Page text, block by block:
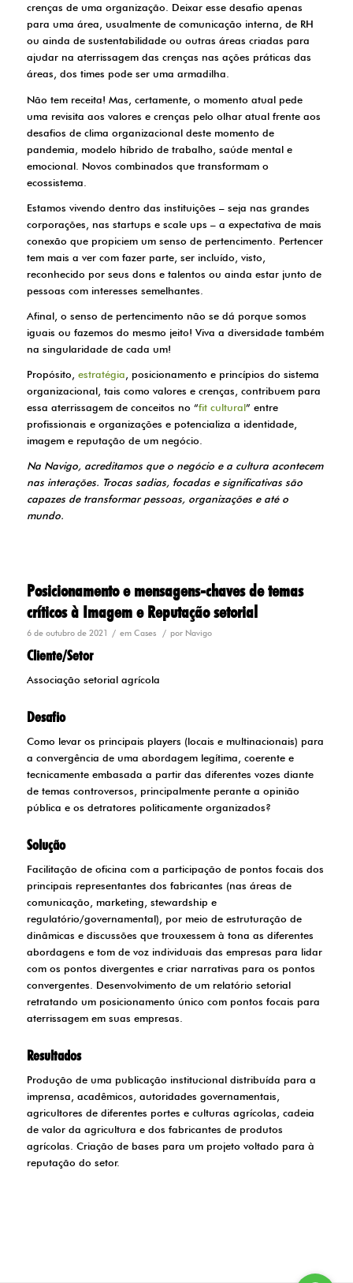
crenças de uma organização. Deixar esse desafio apenas
para uma área, usualmente de comunicação interna, de RH
ou ainda de sustentabilidade ou outras áreas criadas para
ajudar na aterrissagem das crenças nas ações práticas das
áreas, dos times pode ser uma armadilha.
Não tem receita! Mas, certamente, o momento atual pede
uma revisita aos valores e crenças pelo olhar atual frente aos
desafios de clima organizacional deste momento de
pandemia, modelo híbrido de trabalho, saúde mental e
emocional. Novos combinados que transformam o
ecossistema.
Estamos vivendo dentro das instituições – seja nas grandes
corporações, nas startups e scale ups – a expectativa de mais
conexão que propiciem um senso de pertencimento. Pertencer
tem mais a ver com fazer parte, ser incluído, visto,
reconhecido por seus dons e talentos ou ainda estar junto de
pessoas com interesses semelhantes.
Afinal, o senso de pertencimento não se dá porque somos
iguais ou fazemos do mesmo jeito! Viva a diversidade também
na singularidade de cada um!
Propósito, estratégia , posicionamento e princípios do sistema
organizacional, tais como valores e crenças, contribuem para
essa aterrissagem de conceitos no “fit cultural” entre
profissionais e organizações e potencializa a identidade,
imagem e reputação de um negócio.
Na Navigo, acreditamos que o negócio e a cultura acontecem
nas interações. Trocas sadias, focadas e significativas são
capazes de transformar pessoas, organizações e até o
mundo.
Posicionamento e mensagens-chaves de temas
críticos à Imagem e Reputação setorial
6 de outubro de 2021 / em Cases / por Navigo
Cliente/Setor
Associação setorial agrícola
Desafio
Como levar os principais players (locais e multinacionais) para
a convergência de uma abordagem legítima, coerente e
tecnicamente embasada a partir das diferentes vozes diante
de temas controversos, principalmente perante a opinião
pública e os detratores politicamente organizados?
Solução
Facilitação de oficina com a participação de pontos focais dos
principais representantes dos fabricantes (nas áreas de
comunicação, marketing, stewardship e
regulatório/governamental), por meio de estruturação de
dinâmicas e discussões que trouxessem à tona as diferentes
abordagens e tom de voz individuais das empresas para lidar
com os pontos divergentes e criar narrativas para os pontos
convergentes. Desenvolvimento de um relatório setorial
retratando um posicionamento único com pontos focais para
aterrissagem em suas empresas.
Resultados
Produção de uma publicação institucional distribuída para a
imprensa, acadêmicos, autoridades governamentais,
agricultores de diferentes portes e culturas agrícolas, cadeia
de valor da agricultura e dos fabricantes de produtos
agrícolas. Criação de bases para um projeto voltado para à
reputação do setor.